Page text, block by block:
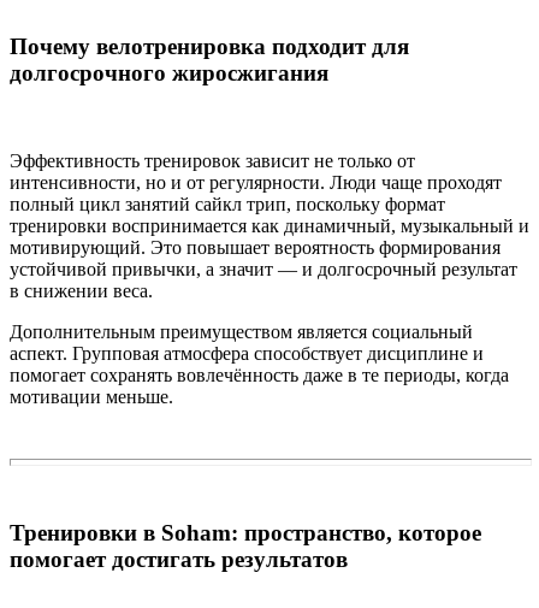
Почему велотренировка подходит для
долгосрочного жиросжигания
Эффективность тренировок зависит не только от
интенсивности, но и от регулярности. Люди чаще проходят
полный цикл занятий сайкл трип, поскольку формат
тренировки воспринимается как динамичный, музыкальный и
мотивирующий. Это повышает вероятность формирования
устойчивой привычки, а значит — и долгосрочный результат
в снижении веса.
Дополнительным преимуществом является социальный
аспект. Групповая атмосфера способствует дисциплине и
помогает сохранять вовлечённость даже в те периоды, когда
мотивации меньше.
Тренировки в Soham: пространство, которое
помогает достигать результатов